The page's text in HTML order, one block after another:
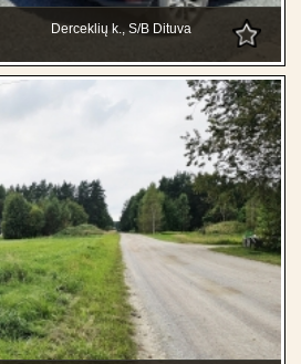
Derceklių k., S/B Dituva